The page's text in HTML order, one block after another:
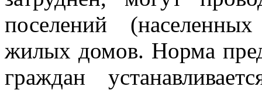
поселений
жилых домов. Норма
граждан